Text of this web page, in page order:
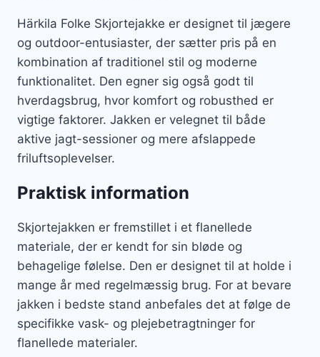
Härkila Folke Skjortejakke er designet til jægere
og outdoor-entusiaster, der sætter pris på en
kombination af traditionel stil og moderne
funktionalitet. Den egner sig også godt til
hverdagsbrug, hvor komfort og robusthed er
vigtige faktorer. Jakken er velegnet til både
aktive jagt-sessioner og mere afslappede
friluftsoplevelser.
Praktisk information
Skjortejakken er fremstillet i et flanellede
materiale, der er kendt for sin bløde og
behagelige følelse. Den er designet til at holde i
mange år med regelmæssig brug. For at bevare
jakken i bedste stand anbefales det at følge de
specifikke vask- og plejebetragtninger for
flanellede materialer.